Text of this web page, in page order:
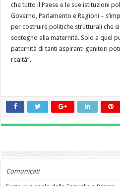
che tutto il Paese e le sue istituzioni
Governo, Parlamento e Regioni –
per costruire politiche strutturali che
sostegno alla maternità. Solo a quel
paternità di tanti aspiranti genitori
realtà”.
Comunicati